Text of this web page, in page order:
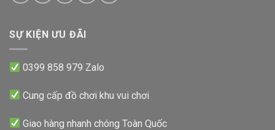
SỰ KIỆN ƯU ĐÃI
0399 858 979 Zalo
Cung cấp đồ chơi khu vui chơi
Giao hàng nhanh chóng Toàn Quốc